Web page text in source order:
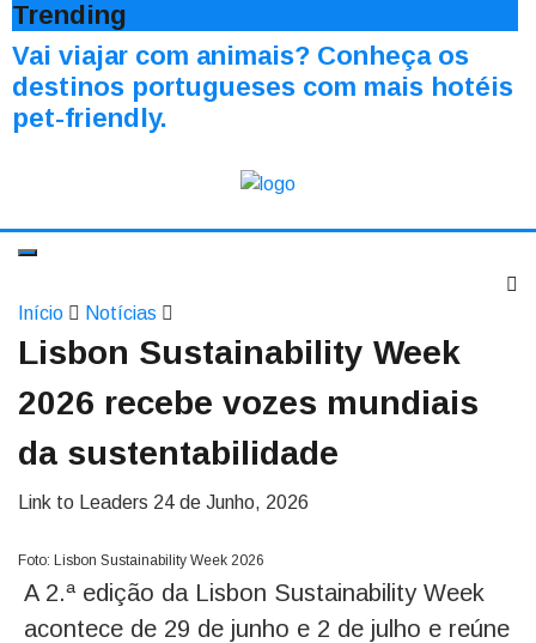
Trending
Vai viajar com animais? Conheça os
destinos portugueses com mais hotéis
pet-friendly.
Início Notícias
Lisbon Sustainability Week
2026 recebe vozes mundiais
da sustentabilidade
Link to Leaders 24 de Junho, 2026
Foto: Lisbon Sustainability Week 2026
A 2.ª edição da Lisbon Sustainability Week
acontece de 29 de junho e 2 de julho e reúne